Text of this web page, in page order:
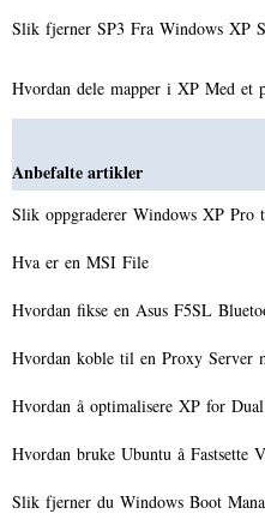
Slik fjerner SP3 Fra Windows XP
Hvordan dele mapper i XP Med et
Anbefalte artikler
Slik oppgraderer Windows XP Pro
Hva er en MSI File
Hvordan fikse en Asus F5SL
Hvordan koble til en Proxy Server
Hvordan å optimalisere XP for
Hvordan bruke Ubuntu å Fastsette
Slik fjerner du Windows Boot